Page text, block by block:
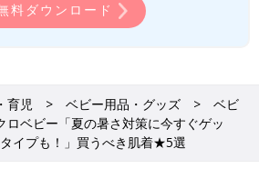
料ダウンロード
育児 ベビー用品・グッズ
ベビ
ロベビー「夏の暑さ対策に今すぐゲッ
イプも！」買うべき肌着★5選